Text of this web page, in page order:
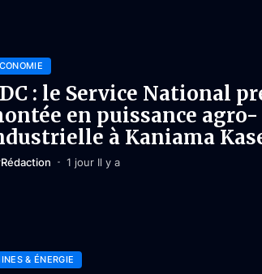
: le Service National
en puissance agro-
à Kaniama
Rédaction 1 jour Il y a
& ÉNERGIE